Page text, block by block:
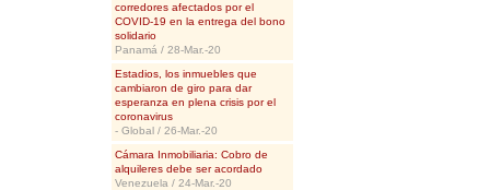
corredores afectados por el
COVID-19 en la entrega del bono
solidario
Panamá / 28-Mar.-20
Estadios, los inmuebles que
cambiaron de giro para dar
esperanza en plena crisis por el
coronavirus
- Global / 26-Mar.-20
Cámara Inmobiliaria: Cobro de
alquileres debe ser acordado
Venezuela / 24-Mar.-20